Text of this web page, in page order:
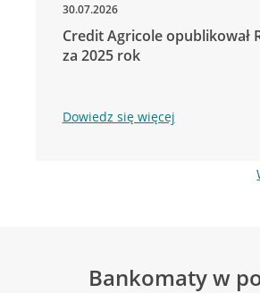
30.07.2026
Credit Agricole opublikował
za 2025 rok
Dowiedz się więcej
Bankomaty w